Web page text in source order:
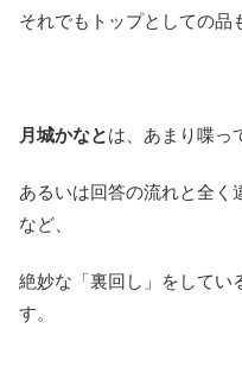
それでもトップとしての品
月城かなとは、あまり喋っ
あるいは回答の流れと全く
など、
絶妙な「裏回し」をしてい
す。